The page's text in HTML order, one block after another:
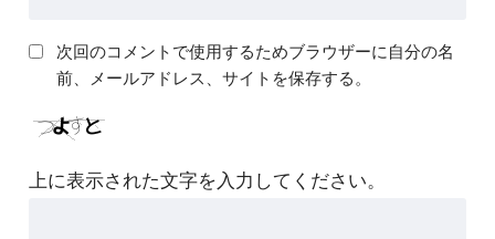
次回のコメントで使用するためブラウザーに自分の名
前、メールアドレス、サイトを保存する。
上に表示された文字を入力してください。